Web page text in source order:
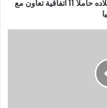
رئيس وزراء باكستان يعود إلى بلاده حاملاً 11 اتفاقية تعاون مع